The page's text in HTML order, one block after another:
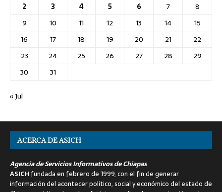
2
3 4 5 6 7
8
9
10 11 12 13 14
15
16
17 18 19 20 21
22
23
24 25 26 27 28
29
30
31
« Jul
ACERCA DE ASICH
Agencia de Servicios Informativos de Chiapas
ASICH fundada en febrero de 1999, con el fin de generar
información del acontecer político, social y económico del estado de